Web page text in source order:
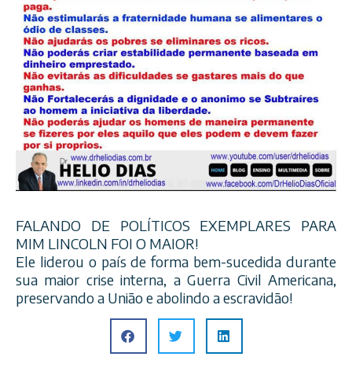
FALANDO DE POLÍTICOS EXEMPLARES PARA
MIM LINCOLN FOI O MAIOR!
Ele liderou o país de forma bem-sucedida durante
sua maior crise interna, a Guerra Civil Americana,
preservando a União e abolindo a escravidão!